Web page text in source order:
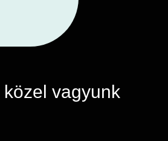
közel vagyunk